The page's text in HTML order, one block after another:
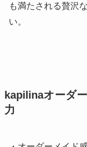
も満たされる贅沢
い。
kapilinaオーダ
力